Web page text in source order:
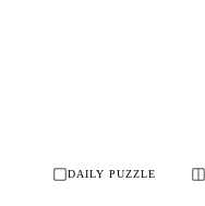
DAILY PUZZLE